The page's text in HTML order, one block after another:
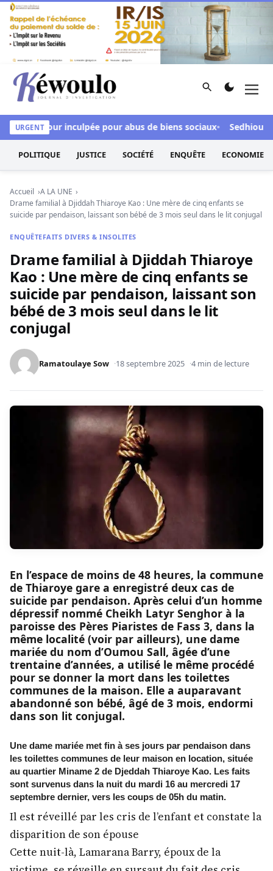
Aller au contenu
Kéwoulo, le premier site d'information et d'investigation
Rechercher
URGENT
Ndour inculpée pour abus de biens sociaux Sedhiou : un
POLITIQUE JUSTICE SOCIÉTÉ ENQUÊTE ECONOMIE
Accueil
A LA UNE
Drame familial à Djiddah Thiaroye Kao : Une mère de cinq enfants se
suicide par pendaison, laissant son bébé de 3 mois seul dans le lit conjugal
ENQUÊTEFAITS DIVERS & INSOLITES
Drame familial à Djiddah Thiaroye
Kao : Une mère de cinq enfants se
suicide par pendaison, laissant son
bébé de 3 mois seul dans le lit
conjugal
Ramatoulaye Sow 18 septembre 2025 4 min de lecture
En l’espace de moins de 48 heures, la commune
de Thiaroye gare a enregistré deux cas de
suicide par pendaison. Après celui d’un homme
dépressif nommé Cheikh Latyr Senghor à la
paroisse des Pères Piaristes de Fass 3, dans la
même localité (voir par ailleurs), une dame
mariée du nom d’Oumou Sall, âgée d’une
trentaine d’années, a utilisé le même procédé
pour se donner la mort dans les toilettes
communes de la maison. Elle a auparavant
abandonné son bébé, âgé de 3 mois, endormi
dans son lit conjugal.
Une dame mariée met fin à ses jours par pendaison dans
les toilettes communes de leur maison en location, située
au quartier Miname 2 de Djeddah Thiaroye Kao. Les faits
sont survenus dans la nuit du mardi 16 au mercredi 17
septembre dernier, vers les coups de 05h du matin.
Il est réveillé par les cris de l’enfant et constate la
disparition de son épouse
Cette nuit-là, Lamarana Barry, époux de la